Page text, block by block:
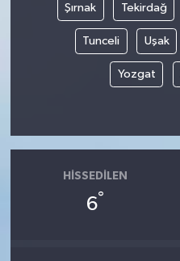
Şırnak Tekirdağ
Tunceli Uşak
Yozgat
HISSEDILEN
6°